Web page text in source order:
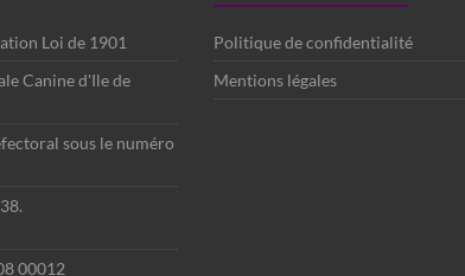
Loi de 1901
Canine d'Ile de
sous le numéro
00012
Politique de confidentialité
Mentions légales